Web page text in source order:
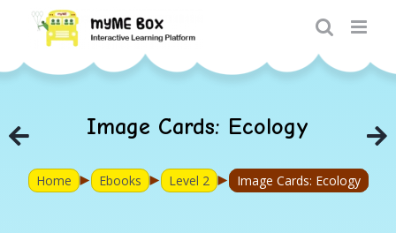
content
Image Cards: Ecology
Home ► Ebooks ► Level 2 ► Image Cards: Ecology